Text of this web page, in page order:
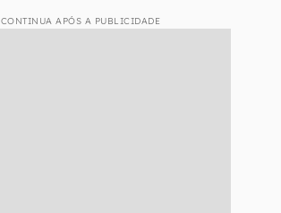
CONTINUA APÓS A PUBLICIDADE